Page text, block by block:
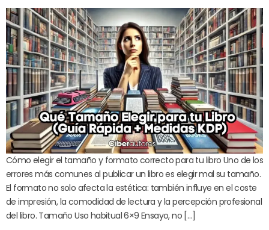
Cómo elegir el tamaño y formato correcto para tu libro Uno de los
errores más comunes al publicar un libro es elegir mal su tamaño.
El formato no solo afecta la estética: también influye en el coste
de impresión, la comodidad de lectura y la percepción profesional
del libro. Tamaño Uso habitual 6×9 Ensayo, no […]